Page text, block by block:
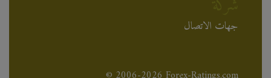
جهات الاتصال